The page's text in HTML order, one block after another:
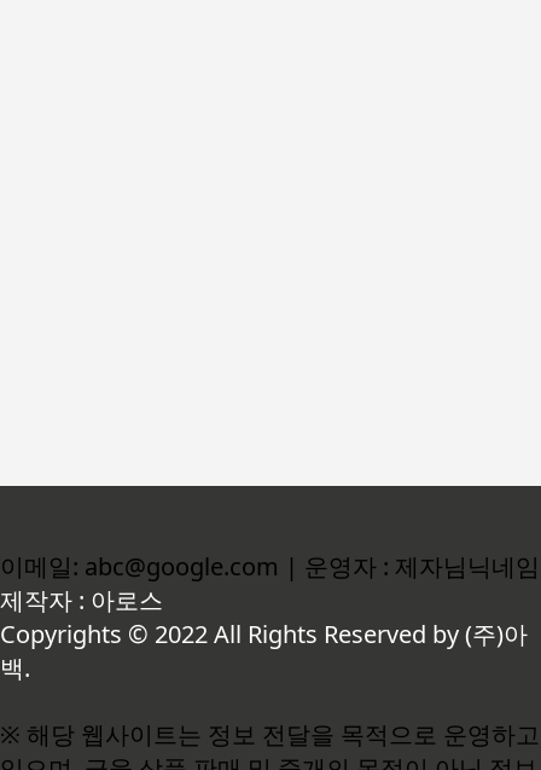
이메일: abc@google.com | 운영자 : 제자님닉네임
제작자 : 아로스
Copyrights © 2022 All Rights Reserved by (주)아
백.
※ 해당 웹사이트는 정보 전달을 목적으로 운영하고